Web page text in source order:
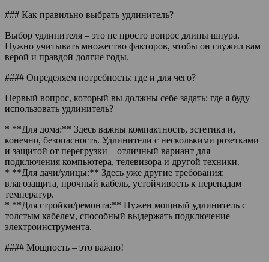
### Как правильно выбрать удлинитель?
Выбор удлинителя – это не просто вопрос длины шнура.
Нужно учитывать множество факторов, чтобы он служил вам
верой и правдой долгие годы.
#### Определяем потребность: где и для чего?
Первый вопрос, который вы должны себе задать: где я буду
использовать удлинитель?
* **Для дома:** Здесь важны компактность, эстетика и,
конечно, безопасность. Удлинители с несколькими розетками
и защитой от перегрузки – отличный вариант для
подключения компьютера, телевизора и другой техники.
* **Для дачи/улицы:** Здесь уже другие требования:
влагозащита, прочный кабель, устойчивость к перепадам
температур.
* **Для стройки/ремонта:** Нужен мощный удлинитель с
толстым кабелем, способный выдержать подключение
электроинструмента.
#### Мощность – это важно!